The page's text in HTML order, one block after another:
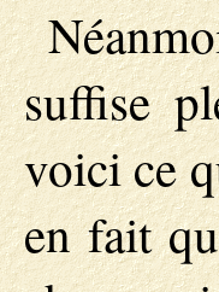
suffise
voici ce
en fait